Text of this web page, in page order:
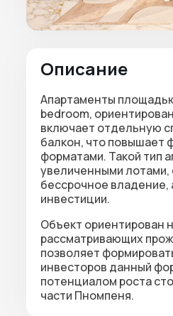
Описание
Апартаменты
bedroom,
включает отдельную
балкон, что повышает
форматами. Такой тип
увеличенными лотами,
бессрочное владение,
инвестиции.
Объект ориентирован
рассматривающих
позволяет
инвесторов данный
потенциалом роста
части Пномпеня.